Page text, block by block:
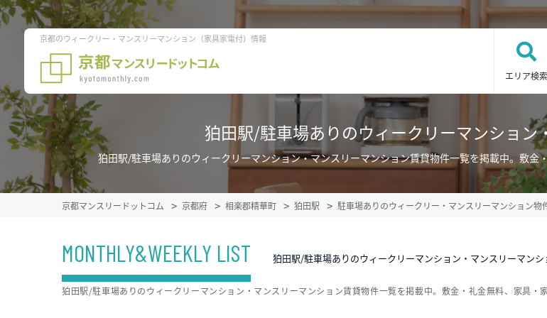
京都のウィークリー・マンスリーマンション（家具家電付）情報
エリア検索
狛田駅/駐車場ありのウィークリーマンション
狛田駅/駐車場ありのウィークリーマンション・マンスリーマンション賃貸物件一覧を掲載中。敷金
京都マンスリードットコム 京都府 相楽郡精華町 狛田駅 駐車場ありのウィークリー・マンスリーマンション物
MONTHLY&WEEKLY LIST 狛田駅/駐車場ありのウィークリーマンション・マンスリーマン
狛田駅/駐車場ありのウィークリーマンション・マンスリーマンション賃貸物件一覧を掲載中。敷金・礼金無料、家具・